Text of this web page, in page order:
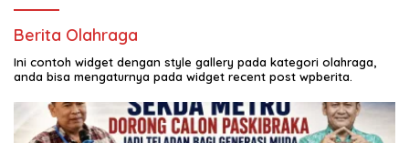
Berita Olahraga
Ini contoh widget dengan style gallery pada kategori olahraga,
anda bisa mengaturnya pada widget recent post wpberita.